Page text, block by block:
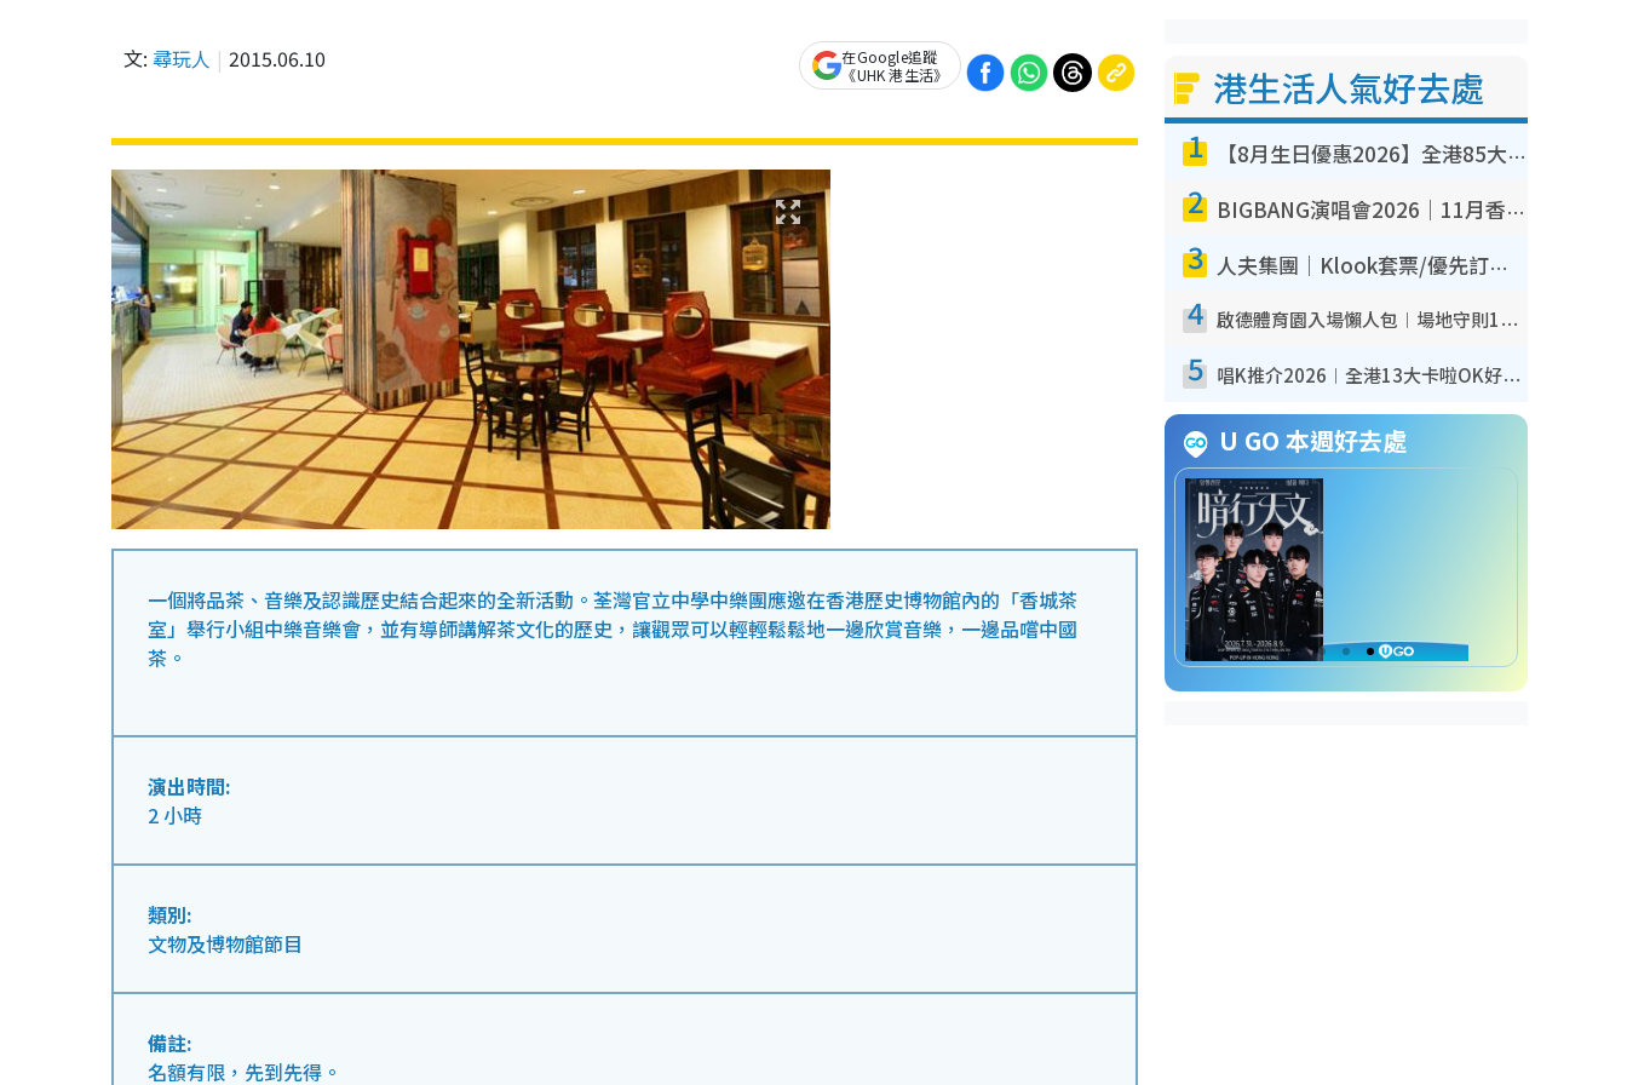
文: 尋玩人 2015.06.10
在Google追蹤
《UHK 港生活》
一個將品茶、音樂及認識歷史結合起來的全新活動。荃灣官立中學中樂團應邀在香港歷史博物館內的「香城茶
室」舉行小組中樂音樂會，並有導師講解茶文化的歷史，讓觀眾可以輕輕鬆鬆地一邊欣賞音樂，一邊品嚐中國
茶。
演出時間:
2 小時
類別:
文物及博物館節目
備註:
名額有限，先到先得。
港生活人氣好去處
1 【8月生日優惠2026】全港85大食買玩著數攻略 自助餐/火鍋放題同行免費＋誠品/DONKI送現金券
2 BIGBANG演唱會2026｜11月香港啟德開3場！實名制VIP申請、優先購票攻略
3 人夫集團｜Klook套票/優先訂票/公開發售搶飛攻略！附票價.購票連結.場地座位表
4 啟德體育園入場懶人包︱場地守則12違禁品不可進場准帶細水樽但全場禁樽蓋！應援牌有限制！
5 唱K推介2026︱全港13大卡啦OK好去處！最平$36起 日文K都有！(附地址+收費詳情)
U GO 本週好去處